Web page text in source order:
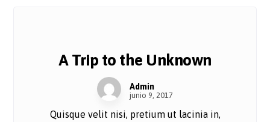
A Trip to the Unknown
Admin
junio 9, 2017
Quisque velit nisi, pretium ut lacinia in,